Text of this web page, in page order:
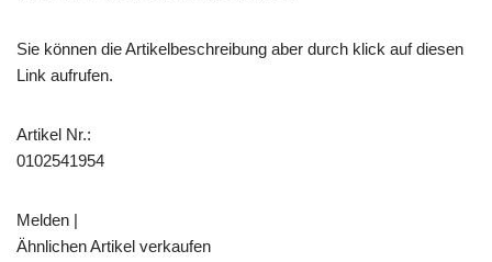
Sie können die Artikelbeschreibung aber durch klick auf diesen
Link aufrufen.
Artikel Nr.:
0102541954
Melden |
Ähnlichen Artikel verkaufen